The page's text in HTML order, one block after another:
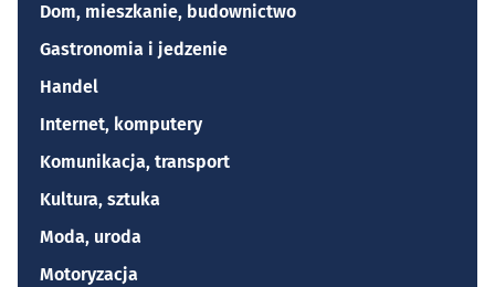
Dom, mieszkanie, budownictwo
Gastronomia i jedzenie
Handel
Internet, komputery
Komunikacja, transport
Kultura, sztuka
Moda, uroda
Motoryzacja